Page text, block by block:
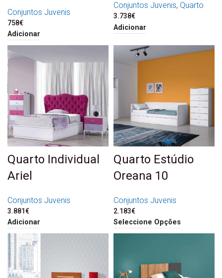
Conjuntos Juvenis
758€
Adicionar
Conjuntos Juvenis, Quarto
3.738€
Adicionar
Quarto Individual
Ariel
Conjuntos Juvenis
3.881€
Adicionar
Quarto Estúdio
Oreana 10
Conjuntos Juvenis
2.183€
Seleccione Opções